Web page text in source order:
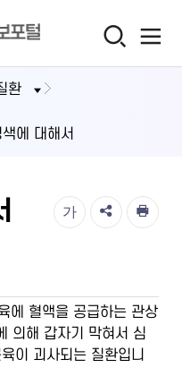
환
에 대해서
가
에 혈액을 공급하는 관상
의해 갑자기 막혀서 심
이 괴사되는 질환입니